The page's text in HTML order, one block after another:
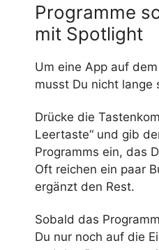
Programme
mit Spotlight
Um eine App auf
musst Du nicht lange
Drücke die
Leertaste“ und gib
Programms ein, das
Oft reichen ein paar
ergänzt den Rest.
Sobald das
Du nur noch auf die